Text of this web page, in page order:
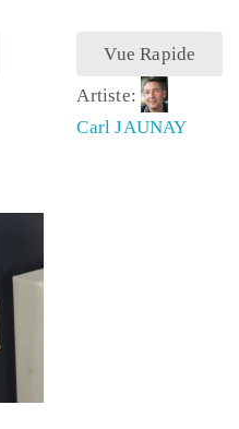
Vue Rapide
Artiste:
Carl JAUNAY